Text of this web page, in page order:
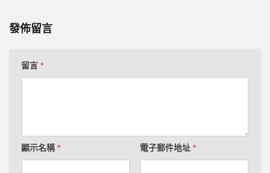
發佈留言
留言 *
顯示名稱* 電子郵件地址 *
想取得更多實用的公職國考備考策略嗎？現在就點擊
下方的訂閱按鈕，參與備考教練團隊Youtube官方頻